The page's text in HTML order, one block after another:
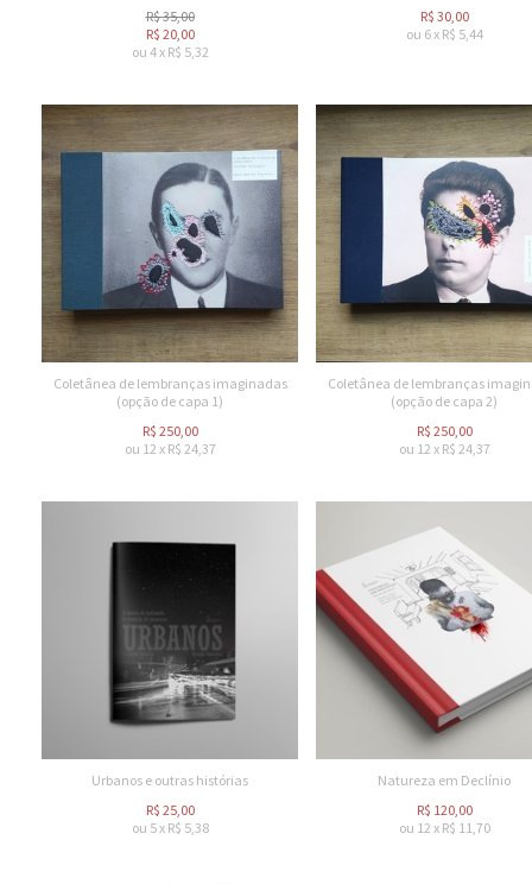
R$35,00
R$ 20,00
ou 4x R$ 5,32
R$ 30,00
ou 6x R$ 5,44
Coletânea de lembranças imaginadas
(opção de capa 1)
R$ 250,00
ou 12 x R$ 24,37
Coletânea de lembranças
(opção de capa 2)
R$ 250,00
ou 12 x R$ 24,37
Urbanos e outras histórias
R$ 25,00
ou 5x R$ 5,38
Natureza em Declínio
R$ 120,00
ou 12 x R$ 11,70